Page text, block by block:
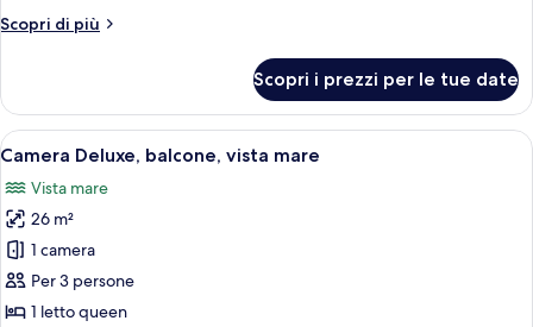
mare
Scopri di più
Altri
Superior,
balcone,
vista
Scopri i prezzi per le tue date
Apri
tutte
le
foto
per
Camera
Deluxe,
Camera d'hotel con un letto, una
5
Camera Deluxe, balcone, vista mare
Vista mare
26 m²
1 camera
Per 3 persone
1 letto queen